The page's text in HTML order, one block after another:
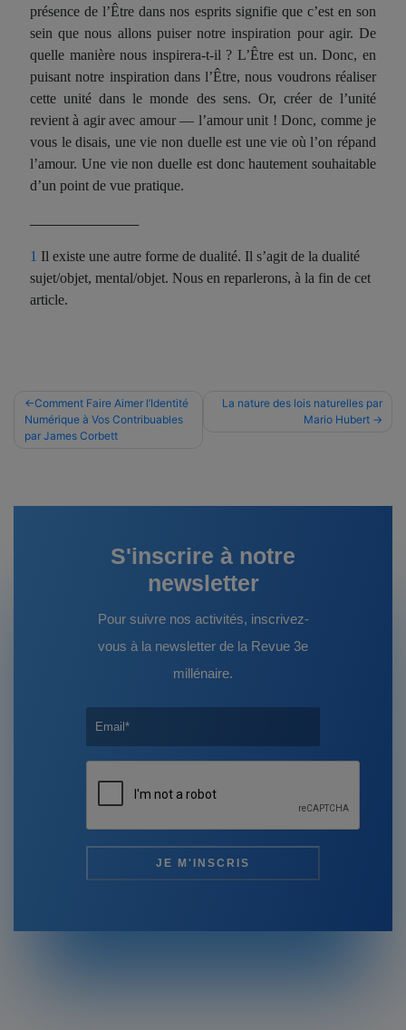
présence de l’Être dans nos esprits signifie que c’est en son
sein que nous allons puiser notre inspiration pour agir. De
quelle manière nous inspirera-t-il ? L’Être est un. Donc, en
puisant notre inspiration dans l’Être, nous voudrons réaliser
cette unité dans le monde des sens. Or, créer de l’unité
revient à agir avec amour — l’amour unit ! Donc, comme je
vous le disais, une vie non duelle est une vie où l’on répand
l’amour. Une vie non duelle est donc hautement souhaitable
d’un point de vue pratique.
1 Il existe une autre forme de dualité. Il s’agit de la dualité
sujet/objet, mental/objet. Nous en reparlerons, à la fin de cet
article.
Navigation
de
Comment Faire Aimer l’Identité
Numérique à Vos Contribuables
par James Corbett
La nature des lois naturelles par
Mario Hubert
S'inscrire à notre
newsletter
Pour suivre nos activités, inscrivez-
vous à la newsletter de la Revue 3e
millénaire.